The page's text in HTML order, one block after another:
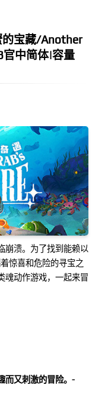
的宝藏/Another
官中简体|容量
崩溃。为了找到能赖以
惊喜和危险的寻宝之
魂动作游戏，一起来冒
而又刺激的冒险。-